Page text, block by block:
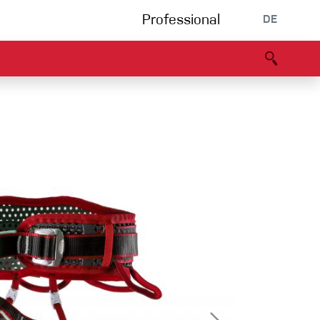
Professional DE
Klettersteig
Multipitch/tradclimb